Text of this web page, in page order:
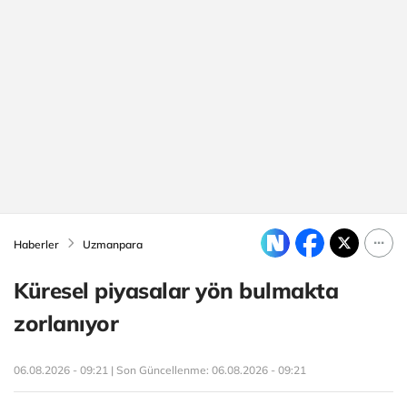
Haberler Uzmanpara
Küresel piyasalar yön bulmakta
zorlanıyor
06.08.2026 - 09:21 | Son Güncellenme: 06.08.2026 - 09:21